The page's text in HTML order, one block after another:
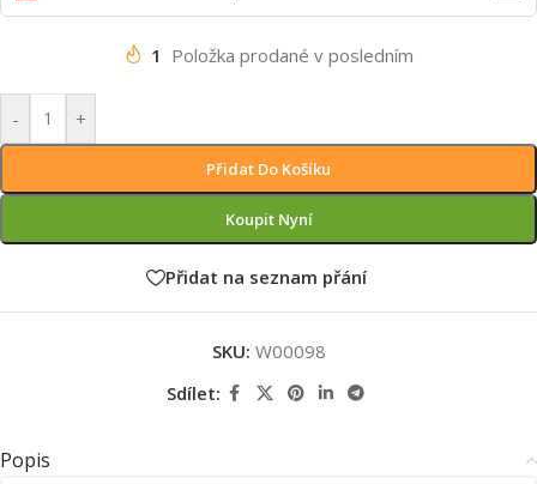
1 Položka prodané v posledním
- +
Přidat Do Košíku
Koupit Nyní
Přidat na seznam přání
SKU: W00098
Sdílet:
Popis